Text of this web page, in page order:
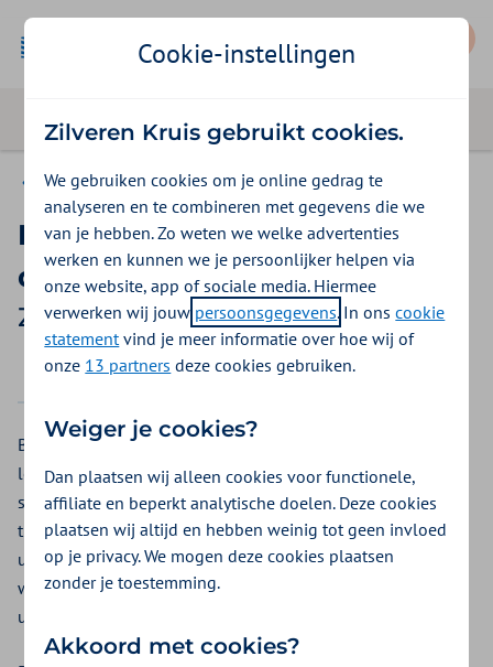
Vergoedingen
Prenatale screening /
diagnostiek
Zilveren Kruis vergoeding 2026
2025 2026
Bent u zwanger? En wilt u een prenatale screening? Hier
leest u wat wordt vergoed en door wie. Een prenatale
screening is een onderzoek naar afwijkingen bij uw kind
tijdens uw zwangerschap. Hier valt onder: counseling (een
uitgebreid gesprek), de NIPT, de 13 weken echo en de 20
weken echo. Devergoeding van een NIPT
uitgelegd.
Cookie-instellingen
Zilveren Kruis gebruikt cookies.
We gebruiken cookies om je online gedrag te
analyseren en te combineren met gegevens die we
van je hebben. Zo weten we welke advertenties
werken en kunnen we je persoonlijker helpen via
onze website, app of sociale media. Hiermee
verwerken wij jouw persoonsgegevens. In onscookie
statementvind je meer informatie over hoe wij of
onze 13 partners deze cookies gebruiken.
Weiger je cookies?
Dan plaatsen wij alleen cookies voor functionele,
affiliate en beperkt analytische doelen. Deze cookies
plaatsen wij altijd en hebben weinig tot geen invloed
op je privacy. We mogen deze cookies plaatsen
zonder je toestemming.
Akkoord met cookies?